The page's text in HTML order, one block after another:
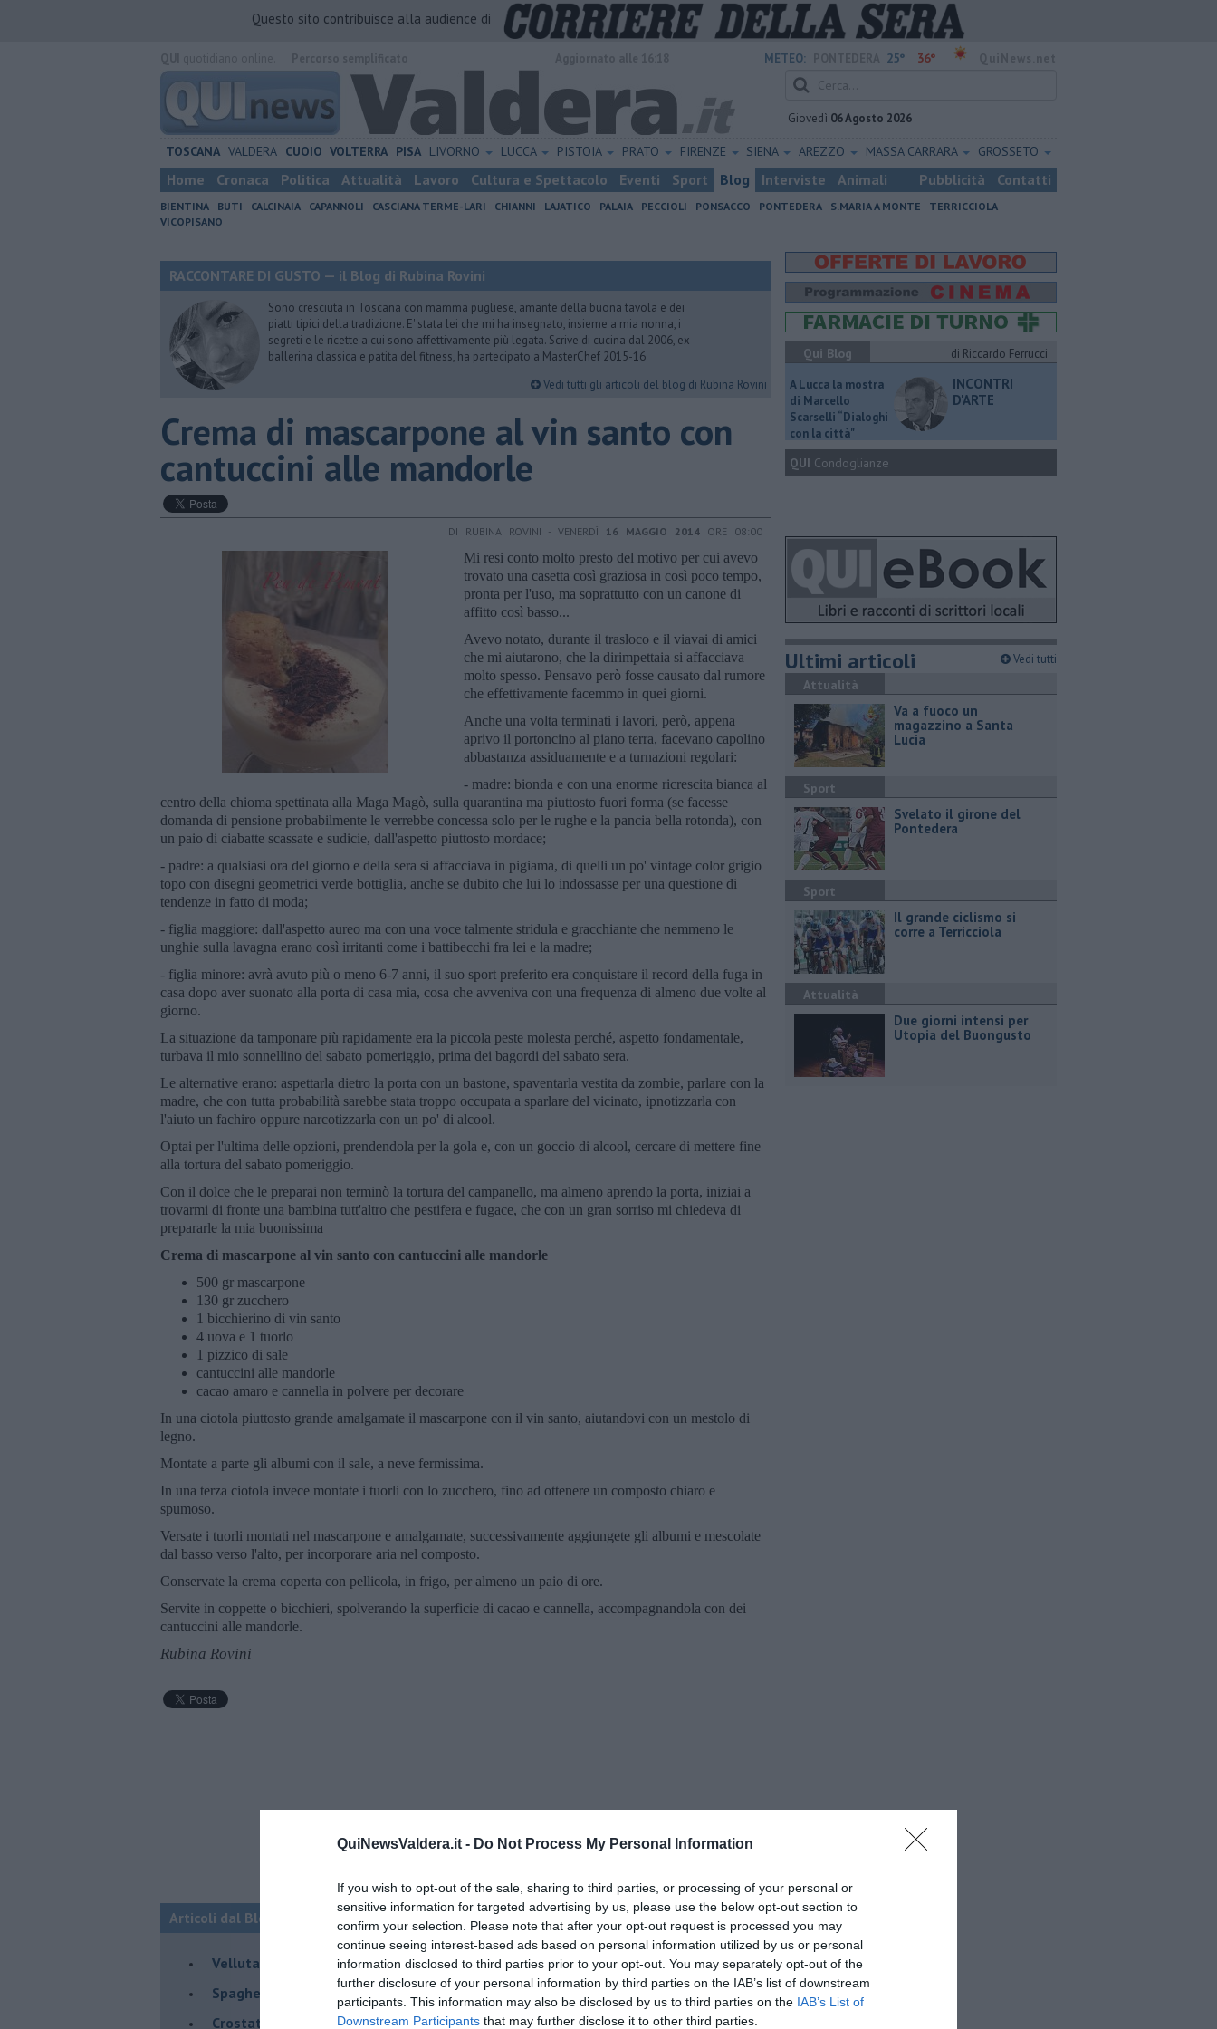
QuiNewsValdera.it - Do Not Process My Personal Information
If you wish to opt-out of the sale, sharing to third parties, or processing of your personal or
sensitive information for targeted advertising by us, please use the below opt-out section to
confirm your selection. Please note that after your opt-out request is processed you may
continue seeing interest-based ads based on personal information utilized by us or personal
information disclosed to third parties prior to your opt-out. You may separately opt-out of the
further disclosure of your personal information by third parties on the IAB’s list of downstream
participants. This information may also be disclosed by us to third parties on the IAB’s List of
Downstream Participants that may further disclose it to other third parties.
Questo sito contribuisce alla audience di
METEO: 25° 36°
Giovedì 06 Agosto 2026
TOSCANA VALDERA CUOIO VOLTERRA PISA LIVORNO LUCCA PISTOIA PRATO FIRENZE SIENA AREZZO MASSA CARRARA GROSSETO
Home Cronaca Politica Attualità Lavoro Cultura e Spettacolo Eventi Sport Blog Interviste Animali Pubblicità Contatti
BIENTINA BUTI CALCINAIA CAPANNOLI CASCIANA TERME-LARI CHIANNI LAJATICO PALAIA PECCIOLI PONSACCO PONTEDERA S.MARIA A MONTE
TERRICCIOLA
VICOPISANO
RACCONTARE DI GUSTO — il Blog di Rubina Rovini
Sono cresciuta in Toscana con mamma pugliese, amante della buona tavola e dei
piatti tipici della tradizione. E' stata lei che mi ha insegnato, insieme a mia nonna, i
segreti e le ricette a cui sono affettivamente più legata. Scrive di cucina dal 2006, ex
ballerina classica e patita del fitness, ha partecipato a MasterChef 2015-16
Vedi tutti gli articoli del blog di Rubina Rovini
Crema di mascarpone al vin santo con
cantuccini alle mandorle
DI RUBINA ROVINI - VENERDÌ 16 MAGGIO 2014 ORE 08:00
Mi resi conto molto presto del motivo per cui avevo
trovato una casetta così graziosa in così poco tempo,
pronta per l'uso, ma soprattutto con un canone di
affitto così basso...
Avevo notato, durante il trasloco e il viavai di amici
che mi aiutarono, che la dirimpettaia si affacciava
molto spesso. Pensavo però fosse causato dal rumore
che effettivamente facemmo in quei giorni.
Anche una volta terminati i lavori, però, appena
aprivo il portoncino al piano terra, facevano capolino
abbastanza assiduamente e a turnazioni regolari:
- madre: bionda e con una enorme ricrescita bianca al
centro della chioma spettinata alla Maga Magò, sulla quarantina ma piuttosto fuori forma (se facesse
domanda di pensione probabilmente le verrebbe concessa solo per le rughe e la pancia bella rotonda), con
un paio di ciabatte scassate e sudicie, dall'aspetto piuttosto mordace;
- padre: a qualsiasi ora del giorno e della sera si affacciava in pigiama, di quelli un po' vintage color grigio
topo con disegni geometrici verde bottiglia, anche se dubito che lui lo indossasse per una questione di
tendenze in fatto di moda;
- figlia maggiore: dall'aspetto aureo ma con una voce talmente stridula e gracchiante che nemmeno le
unghie sulla lavagna erano così irritanti come i battibecchi fra lei e la madre;
- figlia minore: avrà avuto più o meno 6-7 anni, il suo sport preferito era conquistare il record della fuga in
casa dopo aver suonato alla porta di casa mia, cosa che avveniva con una frequenza di almeno due volte al
giorno.
La situazione da tamponare più rapidamente era la piccola peste molesta perché, aspetto fondamentale,
turbava il mio sonnellino del sabato pomeriggio, prima dei bagordi del sabato sera.
Le alternative erano: aspettarla dietro la porta con un bastone, spaventarla vestita da zombie, parlare con la
madre, che con tutta probabilità sarebbe stata troppo occupata a sparlare del vicinato, ipnotizzarla con
l'aiuto un fachiro oppure narcotizzarla con un po' di alcool.
Optai per l'ultima delle opzioni, prendendola per la gola e, con un goccio di alcool, cercare di mettere fine
alla tortura del sabato pomeriggio.
Con il dolce che le preparai non terminò la tortura del campanello, ma almeno aprendo la porta, iniziai a
trovarmi di fronte una bambina tutt'altro che pestifera e fugace, che con un gran sorriso mi chiedeva di
prepararle la mia buonissima
Crema di mascarpone al vin santo con cantuccini alle mandorle
500 gr mascarpone
130 gr zucchero
1 bicchierino di vin santo
4 uova e 1 tuorlo
1 pizzico di sale
cantuccini alle mandorle
cacao amaro e cannella in polvere per decorare
In una ciotola piuttosto grande amalgamate il mascarpone con il vin santo, aiutandovi con un mestolo di
legno.
Montate a parte gli albumi con il sale, a neve fermissima.
In una terza ciotola invece montate i tuorli con lo zucchero, fino ad ottenere un composto chiaro e
spumoso.
Versate i tuorli montati nel mascarpone e amalgamate, successivamente aggiungete gli albumi e mescolate
dal basso verso l'alto, per incorporare aria nel composto.
Conservate la crema coperta con pellicola, in frigo, per almeno un paio di ore.
Servite in coppette o bicchieri, spolverando la superficie di cacao e cannella, accompagnandola con dei
cantuccini alle mandorle.
Rubina Rovini
Articoli dal Blog “Raccontare di Gusto” di Rubina Rovini
Vellutata di cime di rapa al cumino e latte di cocco
Spaghetti con crema di zucca e...
Crostatina con crema al grana padano, gelatina al melone e lavanda
Qui Blog
di Riccardo Ferrucci
A Lucca la mostra
di Marcello
Scarselli “Dialoghi
con la città"
INCONTRI
D'ARTE
QUI Condoglianze
Ultimi articoli Vedi tutti
Attualità
Va a fuoco un
magazzino a Santa
Lucia
Sport
Svelato il girone del
Pontedera
Sport
Il grande ciclismo si
corre a Terricciola
Attualità
Due giorni intensi per
Utopia del Buongusto